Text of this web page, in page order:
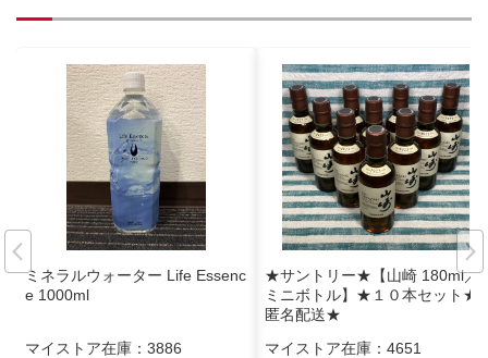
ミネラルウォーター Life Essenc
e 1000ml
マイストア在庫： 3886
★サントリー★【山崎 180ml／
ミニボトル】★１０本セット★
匿名配送★
マイストア在庫： 4651